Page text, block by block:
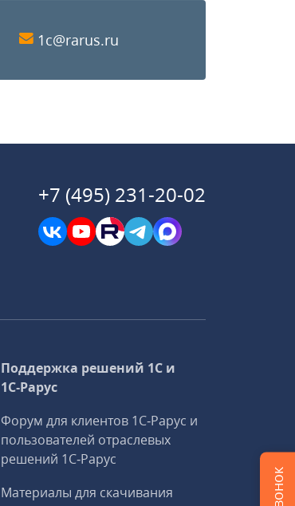
1c@rarus.ru
+7 (495) 231-20-02
Поддержка решений 1С и
1С‑Рарус
Форум для клиентов 1С‑Рарус и
пользователей отраслевых
решений 1С‑Рарус
Материалы для скачивания